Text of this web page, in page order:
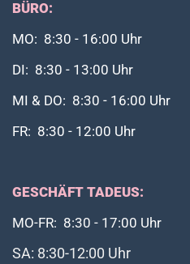
BÜRO:
MO: 8:30 - 16:00 Uhr
DI: 8:30 - 13:00 Uhr
MI & DO: 8:30 - 16:00 Uhr
FR: 8:30 - 12:00 Uhr
GESCHÄFT TADEUS:
MO-FR: 8:30 - 17:00 Uhr
SA: 8:30-12:00 Uhr